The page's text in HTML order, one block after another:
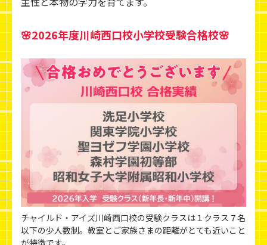
🌸2026年度川崎西口校小学校受験合格校🌸
チャイルド・アイズ川崎西口校の受験クラスは１クラス７名
以下の少人数制。教室とご家族さまの距離がとても近いこと
が特徴です。